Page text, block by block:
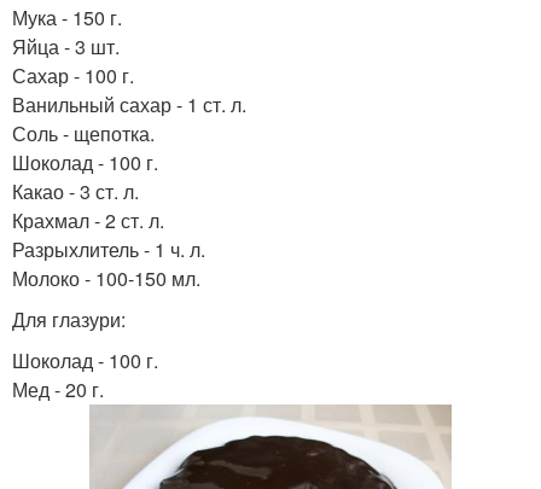
Мука - 150 г.
Яйца - 3 шт.
Сахар - 100 г.
Ванильный сахар - 1 ст. л.
Соль - щепотка.
Шоколад - 100 г.
Какао - 3 ст. л.
Крахмал - 2 ст. л.
Разрыхлитель - 1 ч. л.
Молоко - 100-150 мл.
Для глазури:
Шоколад - 100 г.
Мед - 20 г.